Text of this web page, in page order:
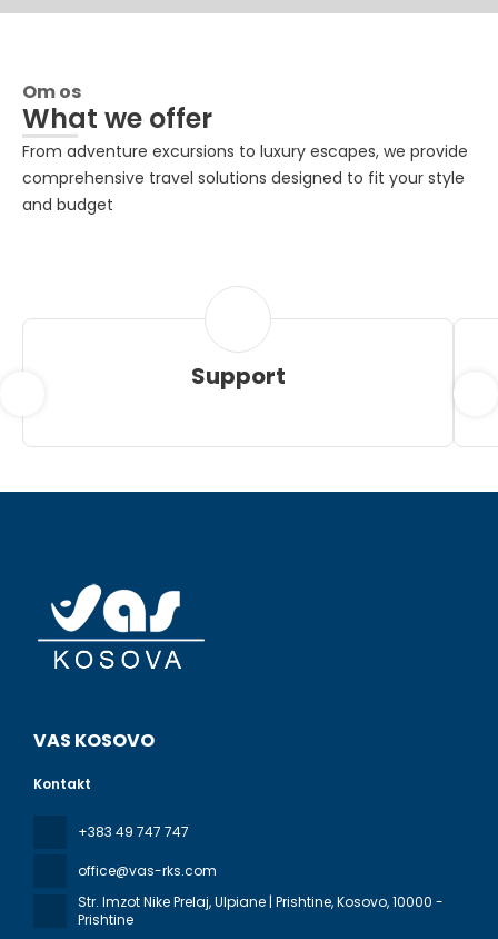
Om os
What we offer
From adventure excursions to luxury escapes, we provide
comprehensive travel solutions designed to fit your style
and budget
Support
VAS KOSOVO
Kontakt
+383 49 747 747
office@vas-rks.com
Str. Imzot Nike Prelaj, Ulpiane | Prishtine, Kosovo, 10000 -
Prishtine